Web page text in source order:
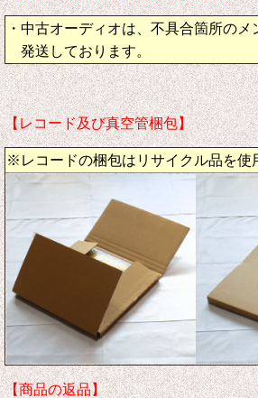
・中古オーディオは、不具合箇所の
発送しております。
【レコード及び真空管梱包】
※レコードの梱包はリサイクル品を使
【商品の返品】